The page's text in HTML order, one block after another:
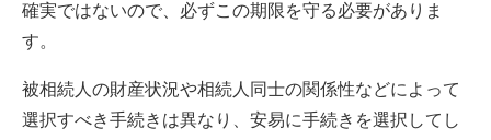
確実ではないので、必ずこの期限を守る必要がありま
す。
被相続人の財産状況や相続人同士の関係性などによって
選択すべき手続きは異なり、安易に手続きを選択してし